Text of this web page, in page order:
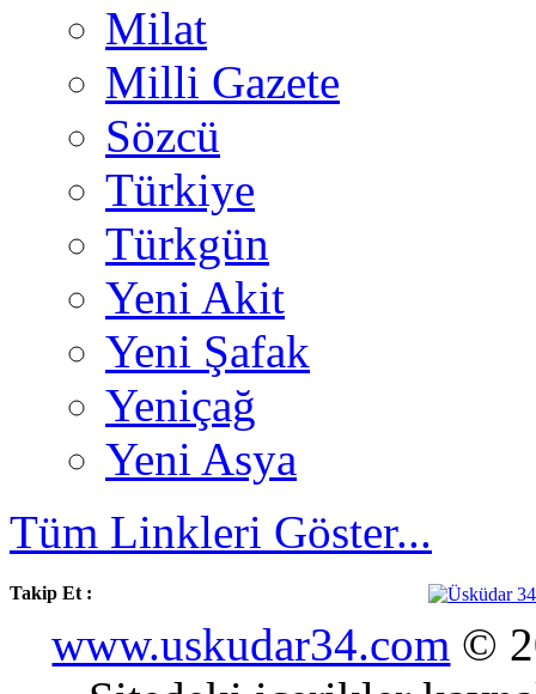
Milat
Milli Gazete
Sözcü
Türkiye
Türkgün
Yeni Akit
Yeni Şafak
Yeniçağ
Yeni Asya
Tüm Linkleri Göster...
Takip Et :
www.uskudar34.com ©